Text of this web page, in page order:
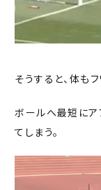
そうすると、体も
ボールへ最短にア
てしまう。